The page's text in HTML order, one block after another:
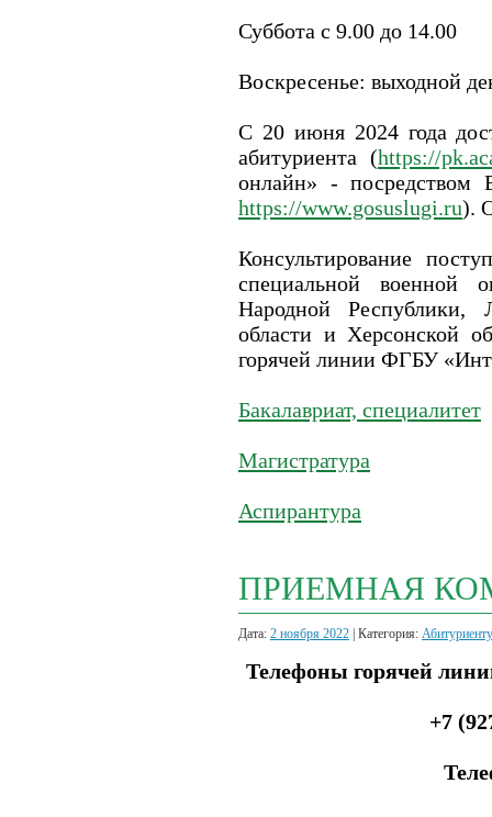
Суббота с 9.00 до 14.00
Воскресенье: выходной
С 20 июня 2024 года
абитуриента (https://
онлайн» - посредством
https://www.gosuslugi.ru).
Консультирование
специальной военной
Народной Республики,
области и Херсонской
горячей линии ФГБУ
Бакалавриат, специалитет
Магистратура
Аспирантура
ПРИЕМНАЯ
Дата: 2 ноября 2022 | Категория: Абитуриенту
Телефоны горячей
+7